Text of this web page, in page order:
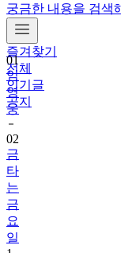
궁금한 내용을 검색
즐겨찾기
전체
인기글
공지
01
임
영
웅
02
금
타
는
금
요
일